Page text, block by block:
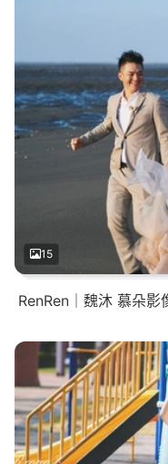
15
RenRen｜魏沐 慕朵影